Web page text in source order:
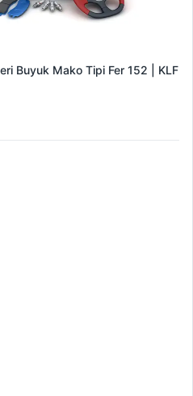
Buyuk Mako Tipi Fer 152 | KLF